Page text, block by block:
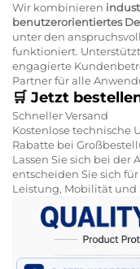
Wir kombinieren
benutzerorientiertes
unter den
funktioniert.
engagierte
Partner für alle
🛒 Jetzt
Schneller Versand
Kostenlose technische
Rabatte bei
Lassen Sie sich bei der
entscheiden Sie sich
Leistung, Mobilität und